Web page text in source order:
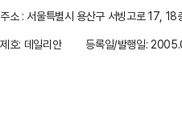
주소 : 서울특별시 용산구 서빙고로 17,
제호: 데일리안
등록일/발행일: